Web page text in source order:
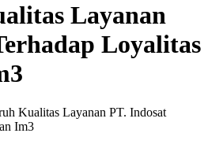
Layanan
Loyalitas
Kualitas Layanan PT. Indosat
Im3